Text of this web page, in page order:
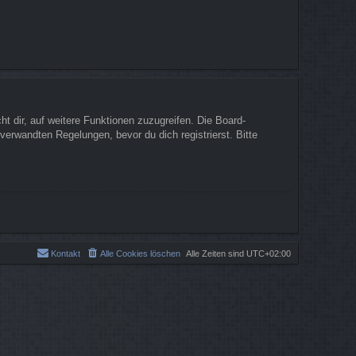
dir, auf weitere Funktionen zuzugreifen. Die Board-
Regelungen, bevor du dich registrierst. Bitte
Alle Zeiten sind UTC+02:00
Alle Cookies löschen
Kontakt